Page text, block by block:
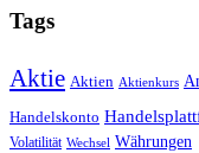
Tags
Aktie Aktien Aktienkurs
Handelskonto
Volatilität Wechsel Währungen